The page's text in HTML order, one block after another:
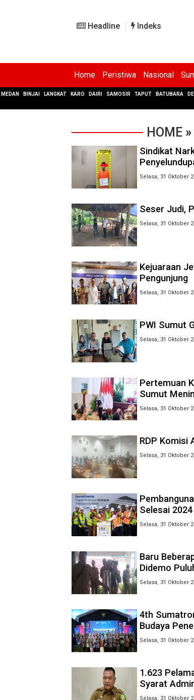
Headline Indeks
Home Peristiwa Nasional
MEDAN BINJAI LANGKAT KARO DAIRI SAMOSIR TAPUT BATUBARA
HOME
Sindikat
Selasa, 31 Oktober
Seser Judi,
Selasa, 31 Oktober
Kejuaraan
Pengunjung
Selasa, 31 Oktober
PWI Sumut
Selasa, 31 Oktober
Pertemuan
Sumut
Selasa, 31 Oktober
RDP Komisi
Selasa, 31 Oktober
Selesai 2024
Selasa, 31 Oktober
Baru
Didemo
Selasa, 31 Oktober
4th
Budaya
Selasa, 31 Oktober
1.623
Syarat
Selasa, 31 Oktober